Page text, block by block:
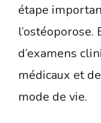
étape
d’examens
médicaux et
mode de vie.